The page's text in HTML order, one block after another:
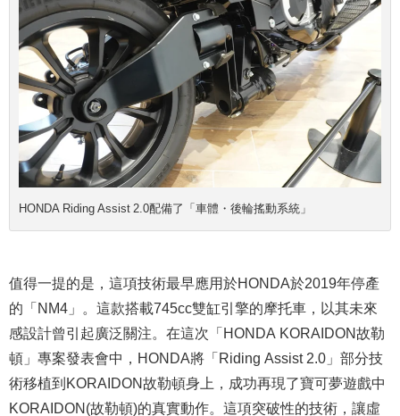
HONDA Riding Assist 2.0配備了「車體・後輪搖動系統」
值得一提的是，這項技術最早應用於HONDA於2019年停產
的「NM4」。這款搭載745cc雙缸引擎的摩托車，以其未來
感設計曾引起廣泛關注。在這次「HONDA KORAIDON故勒
頓」專案發表會中，HONDA將「Riding Assist 2.0」部分技
術移植到KORAIDON故勒頓身上，成功再現了寶可夢遊戲中
KORAIDON(故勒頓)的真實動作。這項突破性的技術，讓虛